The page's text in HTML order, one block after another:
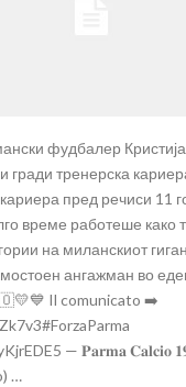
фудбалер
гради тренерска
пред речиси 11
време работеше како
на миланскиот
ангажман во
Il comunicato ➡️
— 𝐏𝐚𝐫𝐦𝐚 𝐂𝐚𝐥𝐜𝐢𝐨
…